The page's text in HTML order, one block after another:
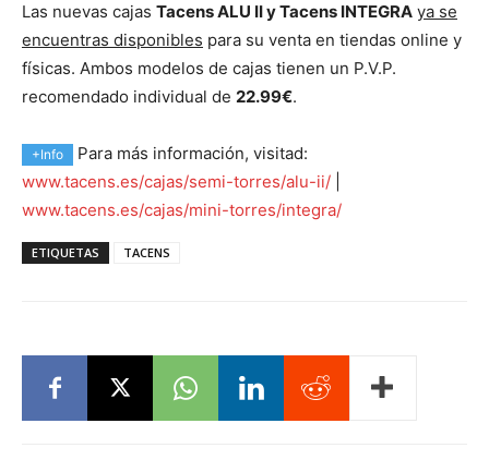
Las nuevas cajas Tacens ALU II y Tacens INTEGRA ya se
encuentras disponibles para su venta en tiendas online y
físicas. Ambos modelos de cajas tienen un P.V.P.
recomendado individual de 22.99€.
+Info
Para más información, visitad:
www.tacens.es/cajas/semi-torres/alu-ii/
www.tacens.es/cajas/mini-torres/integra/
ETIQUETAS TACENS